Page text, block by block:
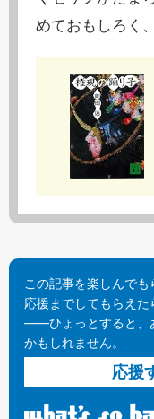
めておもしろく
この記事を楽しんでも
応援までしてもらえた
——ひょっとすると、
かもしれません。
応援